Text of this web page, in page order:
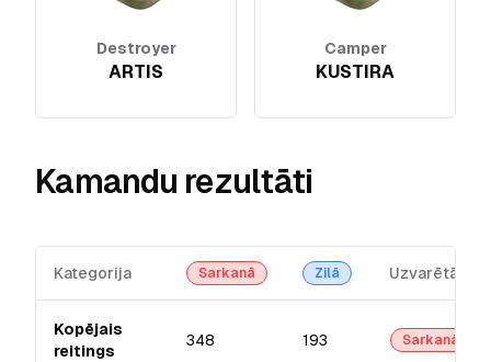
Destroyer
ARTIS
Camper
KUSTIRA
Kamandu rezultāti
Kategorija Sarkanā Zilā Uzvarētājs
Kopējais
reitings
348 193 Sarkanā